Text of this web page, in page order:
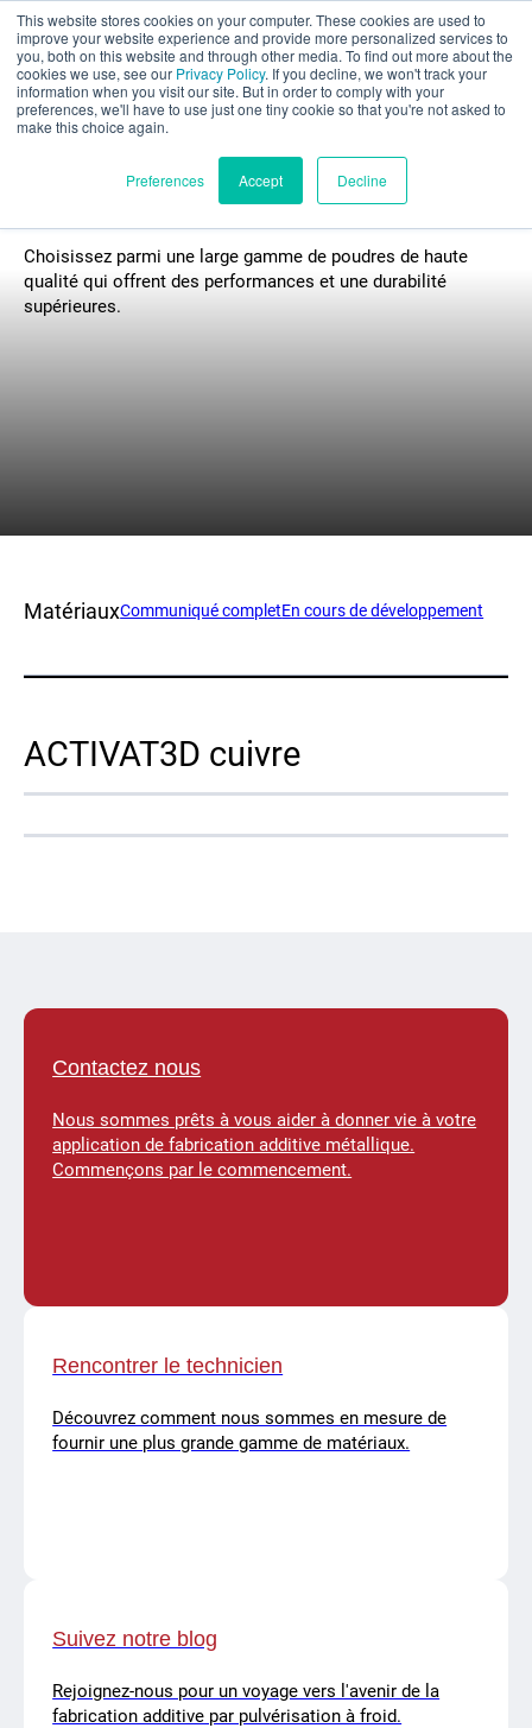
This website stores cookies on your computer. These cookies are used to
improve your website experience and provide more personalized services to
you, both on this website and through other media. To find out more about the
cookies we use, see our Privacy Policy. If you decline, we won't track your
information when you visit our site. But in order to comply with your
preferences, we'll have to use just one tiny cookie so that you're not asked to
make this choice again.
Preferences Accept Decline
Évaluation partielle
Produits
Suivez-nous
X Facebook LinkedIn YouTube
Matériaux
Choisissez parmi une large gamme de poudres de haute
qualité qui offrent des performances et une durabilité
supérieures.
MatériauxCommuniqué completEn cours de développement
ACTIVAT3D cuivre
Contactez nous
Nous sommes prêts à vous aider à donner vie à votre
application de fabrication additive métallique.
Commençons par le commencement.
Rencontrer le technicien
Découvrez comment nous sommes en mesure de
fournir une plus grande gamme de matériaux.
Suivez notre blog
Rejoignez-nous pour un voyage vers l'avenir de la
fabrication additive par pulvérisation à froid.